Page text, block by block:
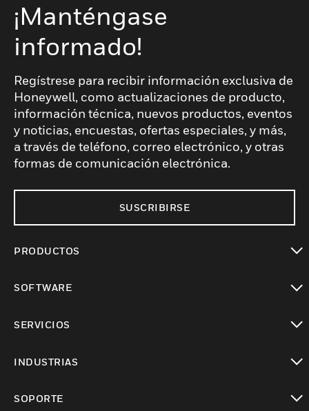
¡Manténgase
informado!
Regístrese para recibir información exclusiva de
Honeywell, como actualizaciones de producto,
información técnica, nuevos productos, eventos
y noticias, encuestas, ofertas especiales, y más,
a través de teléfono, correo electrónico, y otras
formas de comunicación electrónica.
SUSCRIBIRSE
PRODUCTOS
SOFTWARE
SERVICIOS
INDUSTRIAS
SOPORTE